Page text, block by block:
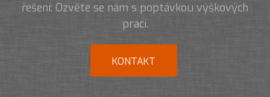
řešení: Ozvěte se nám s poptávkou výškových
prací.
KONTAKT